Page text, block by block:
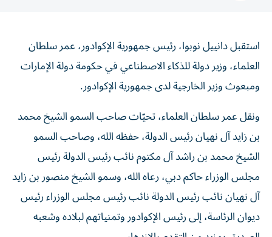
العلماء، وزير دولة للذكاء الاصطناعي في حكومة دولة الإمارات
ومبعوث وزير الخارجية لدى جمهورية الإكوادور.
بن زايد آل نهيان رئيس الدولة، حفظه الله، وصاحب السمو
الشيخ محمد بن راشد آل مكتوم نائب رئيس الدولة رئيس
مجلس الوزراء حاكم دبي، رعاه الله، وسمو الشيخ منصور بن زايد
آل نهيان نائب رئيس الدولة نائب رئيس مجلس الوزراء رئيس
ديوان الرئاسة، إلى رئيس الإكوادور وتمنياتهم لبلاده وشعبه
الصديق بمزيد من التقدم والازدهار.